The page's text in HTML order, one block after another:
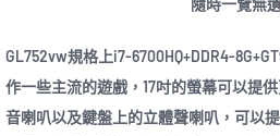
隨時一覽無
GL752vw規格上i7-6700HQ+DDR4-
作一些主流的遊戲，17吋的螢幕可以提
音喇叭以及鍵盤上的立體聲喇叭，可以